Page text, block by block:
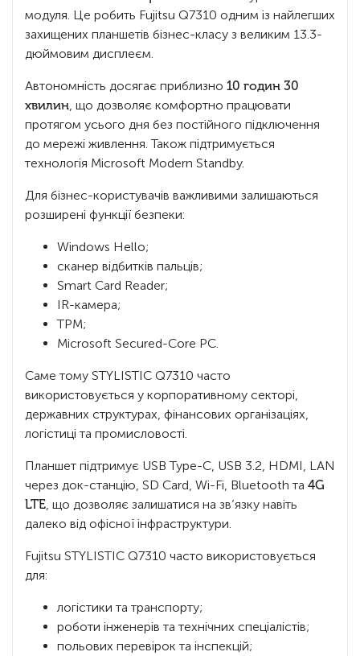
модуля. Це робить Fujitsu Q7310 одним із найлегших
захищених планшетів бізнес-класу з великим 13.3-
дюймовим дисплеєм.
Автономність досягає приблизно 10 годин 30
хвилин , що дозволяє комфортно працювати
протягом усього дня без постійного підключення
до мережі живлення. Також підтримується
технологія Microsoft Modern Standby.
Для бізнес-користувачів важливими залишаються
розширені функції безпеки:
Windows Hello;
сканер відбитків пальців;
Smart Card Reader;
IR-камера;
TPM;
Microsoft Secured-Core PC.
Саме тому STYLISTIC Q7310 часто
використовується у корпоративному секторі,
державних структурах, фінансових організаціях,
логістиці та промисловості.
Планшет підтримує USB Type-C, USB 3.2, HDMI, LAN
через док-станцію, SD Card, Wi-Fi, Bluetooth та 4G
LTE , що дозволяє залишатися на зв’язку навіть
далеко від офісної інфраструктури.
Fujitsu STYLISTIC Q7310 часто використовується
для:
логістики та транспорту;
роботи інженерів та технічних спеціалістів;
польових перевірок та інспекцій;